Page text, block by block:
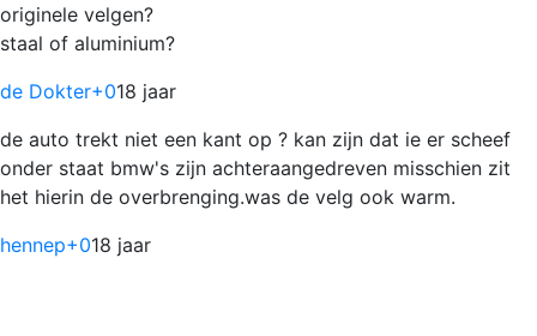
originele velgen?
staal of aluminium?
de Dokter+018 jaar
de auto trekt niet een kant op ? kan zijn dat ie er scheef
onder staat bmw's zijn achteraangedreven misschien zit
het hierin de overbrenging.was de velg ook warm.
hennep+018 jaar